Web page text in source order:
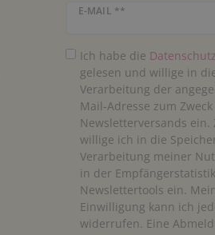
E-MAIL **
Newsletter Honig
Ich habe die
gelesen und willige in
Verarbeitung der
Mail-Adresse zum Zweck
Newsletterversands ein.
willige ich in die
Verarbeitung meiner
in der
Newslettertools ein.
Einwilligung kann ich
widerrufen. Eine